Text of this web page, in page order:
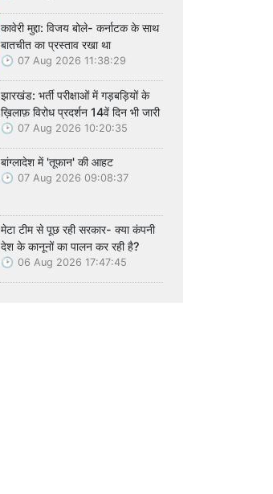
कावेरी मुद्दा: विजय बोले- कर्नाटक के साथ
बातचीत का प्रस्ताव रखा था
07 Aug 2026 11:38:29
झारखंड: भर्ती परीक्षाओं में गड़बड़ियों के
ख़िलाफ़ विरोध प्रदर्शन 14वें दिन भी जारी
07 Aug 2026 10:20:35
बांग्लादेश में 'तूफान' की आहट
07 Aug 2026 09:08:37
मेटा टीम से पूछ रही सरकार- क्या कंपनी
देश के कानूनों का पालन कर रही है?
06 Aug 2026 17:47:45